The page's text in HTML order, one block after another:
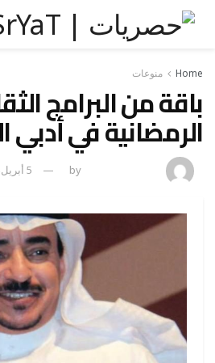
Home منوعات
باقة من البرامج
الرمضانية في أدبي
by 5 أبريل، 2022